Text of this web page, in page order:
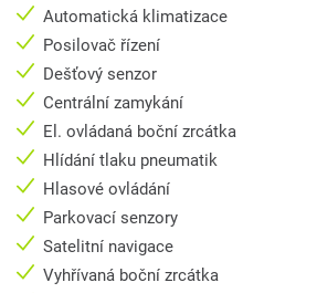
Automatická klimatizace
Posilovač řízení
Dešťový senzor
Centrální zamykání
El. ovládaná boční zrcátka
Hlídání tlaku pneumatik
Hlasové ovládání
Parkovací senzory
Satelitní navigace
Vyhřívaná boční zrcátka